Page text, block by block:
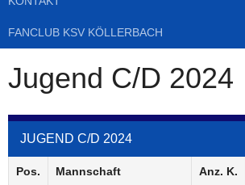
FANCLUB KSV KÖLLERBACH
Jugend C/D 2024
JUGEND C/D 2024
Pos. Mannschaft Anz. K.